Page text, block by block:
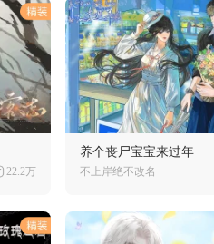
22.2万
养个丧尸宝宝来过年
不上岸绝不改名